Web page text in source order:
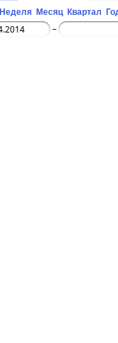
Неделя Месяц Квартал
–